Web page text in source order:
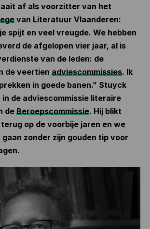
af als voorzitter van het
van Literatuur Vlaanderen:
spijt en veel vreugde. We hebben
de afgelopen vier jaar, al is
van de leden: de
de veertien adviescommissies. Ik
in goede banen.” Stuyck
de adviescommissie literaire
de Beroepscommissie. Hij blikt
op de voorbije jaren en we
zonder zijn gouden tip voor